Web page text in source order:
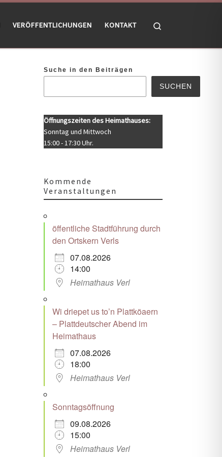
VERÖFFENTLICHUNGEN KONTAKT
Office 365 Outlook Live
Suche in den Beiträgen
SUCHEN
Öffnungszeiten des Heimathauses:
Sonntag und Mittwoch
15:00 - 17:30 Uhr.
Kommende
Veranstaltungen
öffentliche Stadtführung durch
den Ortskern Verls
07.08.2026
14:00
Heimathaus Verl
Wi driepet us to’n Plattköaern
– Plattdeutscher Abend im
Heimathaus
07.08.2026
18:00
Heimathaus Verl
Sonntagsöffnung
09.08.2026
15:00
Heimathaus Verl